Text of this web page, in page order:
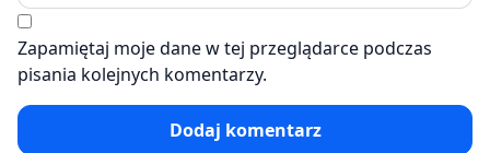
Zapamiętaj moje dane w tej przeglądarce podczas
pisania kolejnych komentarzy.
Dodaj komentarz